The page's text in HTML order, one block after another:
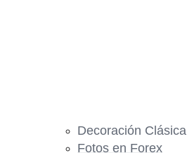
Decoración Clásica
Fotos en Forex